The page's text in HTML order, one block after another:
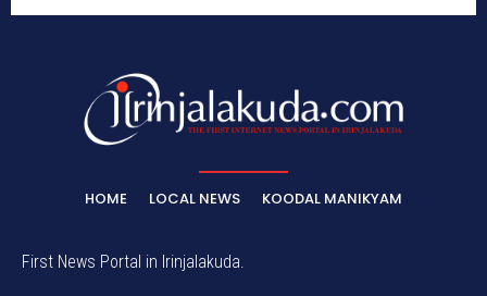
HOME LOCAL NEWS KOODAL MANIKYAM
First News Portal in Irinjalakuda.